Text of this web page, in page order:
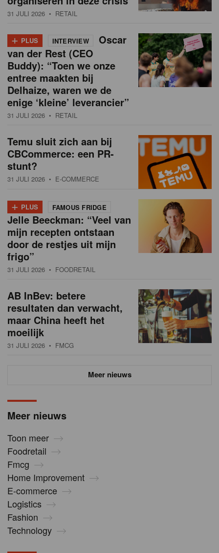
Meer nieuws
Toon meer
Foodretail
Fmcg
Home Improvement
E-commerce
Logistics
Fashion
Technology
31 JULI 2026 • RETAIL
+ PLUS INTERVIEW
Oscar
van der Rest (CEO
Buddy): “Toen we onze
entree maakten bij
Delhaize, waren we de
enige ‘kleine’ leverancier”
31 JULI 2026 • RETAIL
Temu sluit zich aan bij
CBCommerce: een PR-
stunt?
31 JULI 2026 • E-COMMERCE
+ PLUS FAMOUS FRIDGE
Jelle Beeckman: “Veel van
mijn recepten ontstaan
door de restjes uit mijn
frigo”
31 JULI 2026 • FOODRETAIL
AB InBev: betere
resultaten dan verwacht,
maar China heeft het
moeilijk
31 JULI 2026 • FMCG
Meer nieuws